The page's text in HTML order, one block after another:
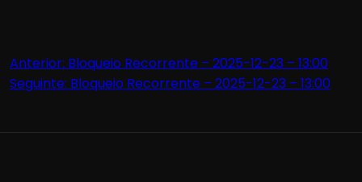
Beach Tennis
Navegação
de
Anterior: Bloqueio Recorrente – 2025-12-23 – 13:00
Seguinte: Bloqueio Recorrente – 2025-12-23 – 13:00